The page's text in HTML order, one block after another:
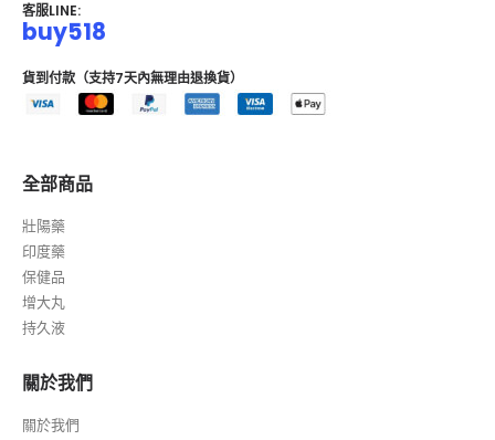
客服LINE:
buy518
貨到付款（支持7天內無理由退換貨）
全部商品
壯陽藥
印度藥
保健品
增大丸
持久液
關於我們
關於我們